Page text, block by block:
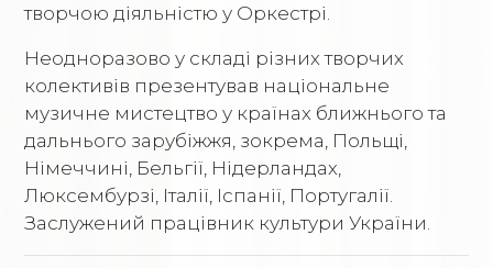
творчою діяльністю у Оркестрі.
Неодноразово у складі різних творчих
колективів презентував національне
музичне мистецтво у країнах ближнього та
дальнього зарубіжжя, зокрема, Польщі,
Німеччині, Бельгії, Нідерландах,
Люксембурзі, Італії, Іспанії, Португалії.
Заслужений працівник культури України.